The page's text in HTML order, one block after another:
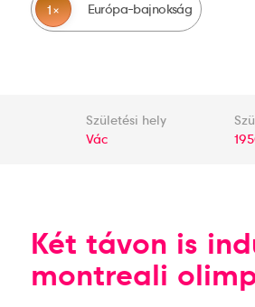
1 Európa-bajnokság
Születési hely
Vác
Két távon is
montreali